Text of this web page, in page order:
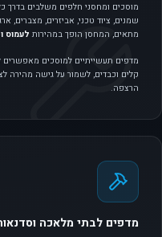
מוסכים ומחסני חלפים משלבים בדרך
שמנים, ציוד טכני, אביזרים, מצברים,
מתאים, המחסן הופך במהירות לעמוס
מדפים תעשייתיים למוסכים מאפשרים
קלים וכבדים, לשמור על גישה מהירה
הרצפה.
מדפים לבתי מלאכה